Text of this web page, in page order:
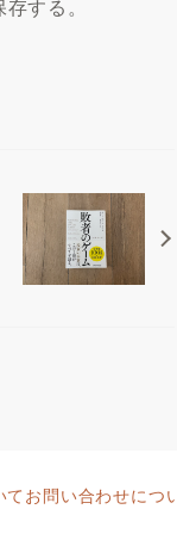
する。
てお問い合わせにつ